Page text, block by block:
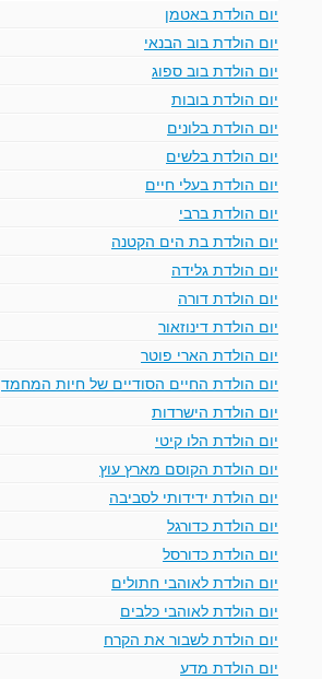
יום הולדת באטמן
יום הולדת בוב הבנאי
יום הולדת בוב ספוג
יום הולדת בובות
יום הולדת בלונים
יום הולדת בלשים
יום הולדת בעלי חיים
יום הולדת ברבי
יום הולדת בת הים הקטנה
יום הולדת גלידה
יום הולדת דורה
יום הולדת דינוזאור
יום הולדת הארי פוטר
יום הולדת החיים הסודיים של חיות המחמד
יום הולדת הישרדות
יום הולדת הלו קיטי
יום הולדת הקוסם מארץ עוץ
יום הולדת ידידותי לסביבה
יום הולדת כדורגל
יום הולדת כדורסל
יום הולדת לאוהבי חתולים
יום הולדת לאוהבי כלבים
יום הולדת לשבור את הקרח
יום הולדת מדע